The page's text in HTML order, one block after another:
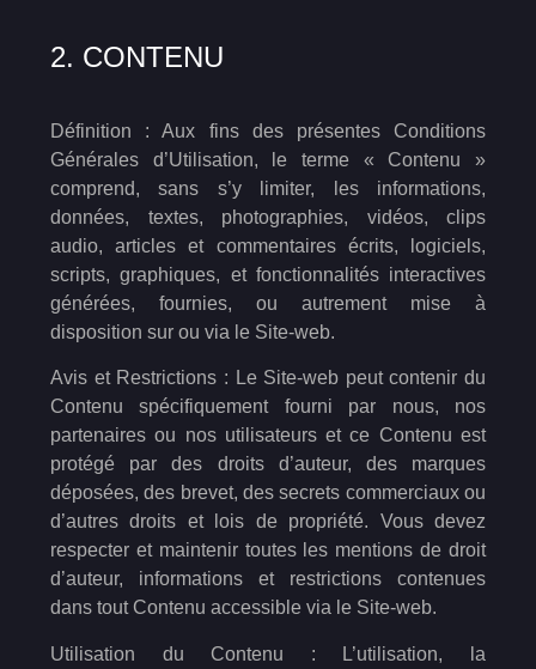
2. CONTENU
Définition : Aux fins des présentes Conditions
Générales d’Utilisation, le terme « Contenu »
comprend, sans s’y limiter, les informations,
données, textes, photographies, vidéos, clips
audio, articles et commentaires écrits, logiciels,
scripts, graphiques, et fonctionnalités interactives
générées, fournies, ou autrement mise à
disposition sur ou via le Site-web.
Avis et Restrictions : Le Site-web peut contenir du
Contenu spécifiquement fourni par nous, nos
partenaires ou nos utilisateurs et ce Contenu est
protégé par des droits d’auteur, des marques
déposées, des brevet, des secrets commerciaux ou
d’autres droits et lois de propriété. Vous devez
respecter et maintenir toutes les mentions de droit
d’auteur, informations et restrictions contenues
dans tout Contenu accessible via le Site-web.
Utilisation du Contenu : L’utilisation, la